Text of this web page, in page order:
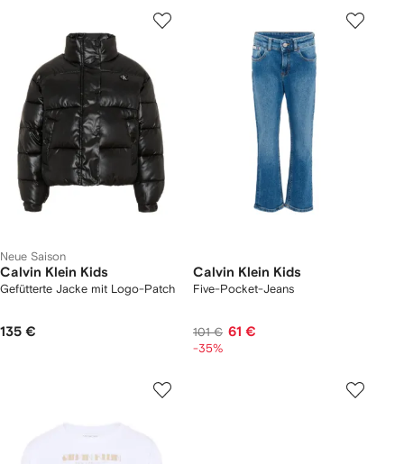
Neue Saison
Calvin Klein Kids
Gefütterte Jacke mit Logo-Patch
135 €
Calvin Klein Kids
Five-Pocket-Jeans
101 € 61 €
-35%